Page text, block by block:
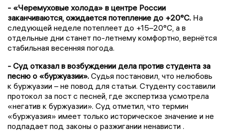
- «Черемуховые холода» в центре России
заканчиваются, ожидается потепление до +20°C. На
следующей неделе потеплеет до +15–20°C, а в
отдельные дни станет по-летнему комфортно, вернётся
стабильная весенняя погода.
- Суд отказал в возбуждении дела против студента за
песню о «буржуазии». Судья постановил, что нелюбовь
к буржуазии – не повод для статьи. Студенту составили
протокол за пост с песней, где экспертиза усмотрела
«негатив к буржуазии». Суд отметил, что термин
«буржуазия» имеет только историческое значение и не
подпадает под законы о разжигании ненависти .